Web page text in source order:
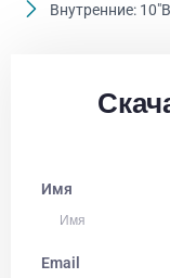
Внутренние:
Имя
Email